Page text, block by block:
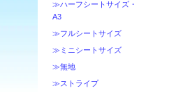
≫ハーフシートサイズ・
A3
≫フルシートサイズ
≫ミニシートサイズ
≫無地
≫ストライプ